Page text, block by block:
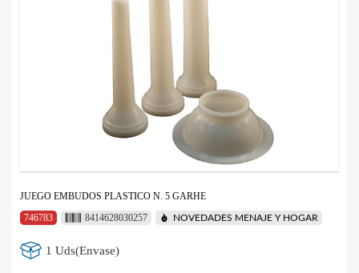
JUEGO EMBUDOS PLASTICO N. 5 GARHE
746783
8414628030257 NOVEDADES MENAJE Y HOGAR
1 Uds(Envase)